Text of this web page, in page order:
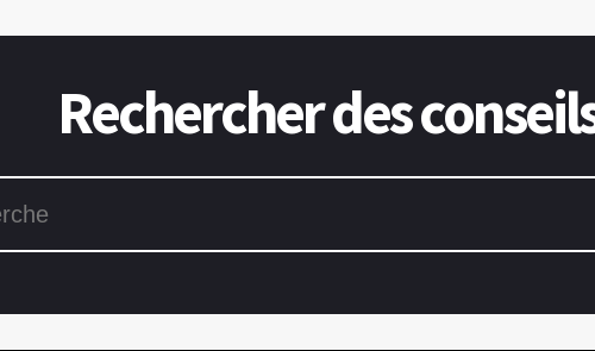
Rechercher des